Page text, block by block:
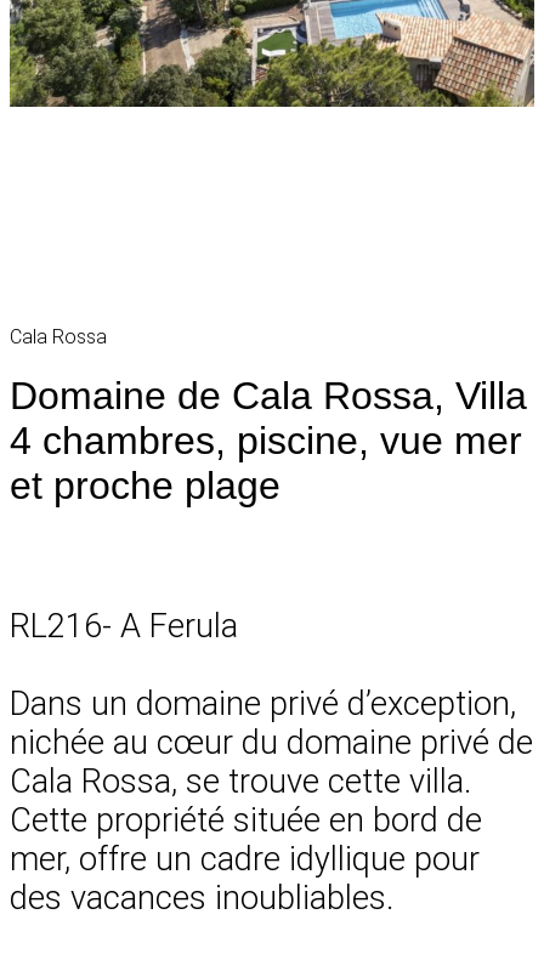
Cala Rossa
Domaine de Cala Rossa, Villa
4 chambres, piscine, vue mer
et proche plage
RL216- A Ferula
Dans un domaine privé d’exception,
nichée au cœur du domaine privé de
Cala Rossa, se trouve cette villa.
Cette propriété située en bord de
mer, offre un cadre idyllique pour
des vacances inoubliables.